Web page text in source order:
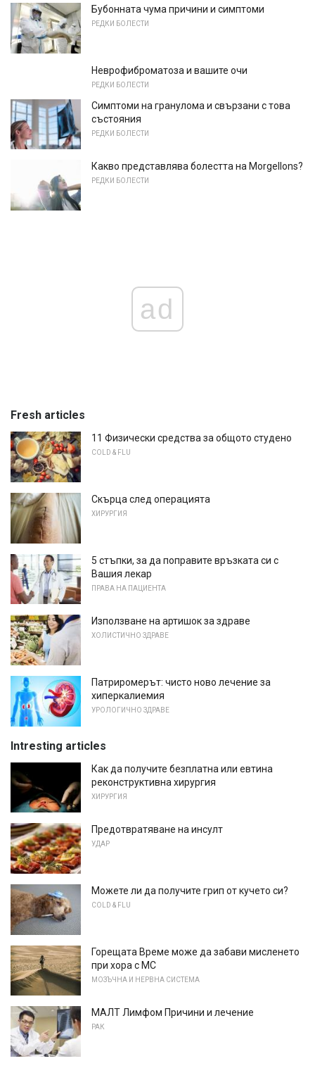
Бубонната чума причини и симптоми
РЕДКИ БОЛЕСТИ
Неврофиброматоза и вашите очи
РЕДКИ БОЛЕСТИ
Симптоми на гранулома и свързани с това
състояния
РЕДКИ БОЛЕСТИ
Какво представлява болестта на Morgellons?
РЕДКИ БОЛЕСТИ
ad
Fresh articles
11 Физически средства за общото студено
COLD & FLU
Скърца след операцията
ХИРУРГИЯ
5 стъпки, за да поправите връзката си с
Вашия лекар
ПРАВА НА ПАЦИЕНТА
Използване на артишок за здраве
ХОЛИСТИЧНО ЗДРАВЕ
Патриромерът: чисто ново лечение за
хиперкалиемия
УРОЛОГИЧНО ЗДРАВЕ
Intresting articles
Как да получите безплатна или евтина
реконструктивна хирургия
ХИРУРГИЯ
Предотвратяване на инсулт
УДАР
Можете ли да получите грип от кучето си?
COLD & FLU
Горещата Време може да забави мисленето
при хора с МС
МОЗЪЧНА И НЕРВНА СИСТЕМА
МАЛТ Лимфом Причини и лечение
РАК